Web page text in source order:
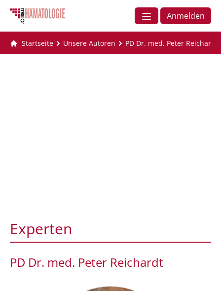
Anmelden
Startseite Unsere Autoren PD Dr. med. Peter Reichardt
Experten
PD Dr. med. Peter Reichardt